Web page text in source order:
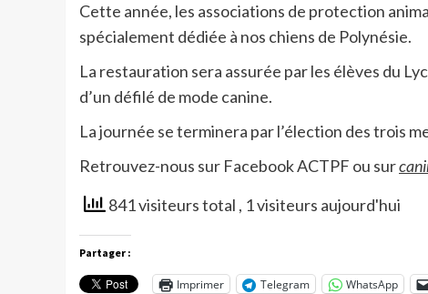
Cette année, les associations de protection
spécialement dédiée à nos chiens de Polynésie.
La restauration sera assurée par les élèves du
d’un défilé de mode canine.
La journée se terminera par l’élection des trois
Retrouvez-nous sur Facebook ACTPF ou sur
841 visiteurs total , 1 visiteurs aujourd'hui
Partager :
Imprimer Telegram WhatsApp